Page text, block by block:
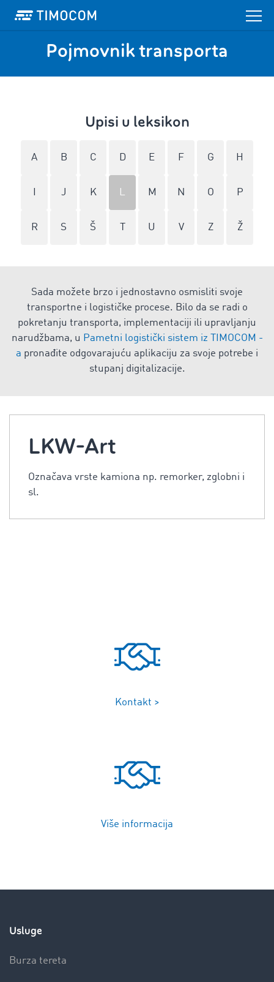
Pojmovnik transporta
Upisi u leksikon
A B C D E F G H
J K L M N O P
R S Š U V Z Ž
Sada možete brzo i jednostavno osmisliti svoje
transportne i logističke procese. Bilo da se radi o
pokretanju transporta, implementaciji ili upravljanju
narudžbama, u Pametni logistički sistem iz TIMOCOM -
a pronađite odgovarajuću aplikaciju za svoje potrebe i
stupanj digitalizacije.
LKW-Art
Označava vrste kamiona np. remorker, zglobni i
sl.
Kontakt >
Više informacija
Usluge
Burza tereta